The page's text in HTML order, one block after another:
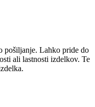
pošiljanje. Lahko pride do
ali lastnosti izdelkov. Te